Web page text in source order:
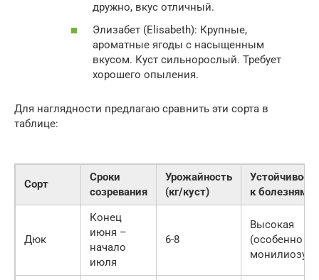
дружно, вкус отличный.
Элизабет (Elisabeth): Крупные,
ароматные ягоды с насыщенным
вкусом. Куст сильнорослый. Требует
хорошего опыления.
Для наглядности предлагаю сравнить эти сорта в
таблице:
Сорт
Сроки
созревания
Урожайность
(кг/куст)
к болезням
Дюк
Конец
июня –
начало
июля
6-8
Высокая
(особенно к
монилиозу)